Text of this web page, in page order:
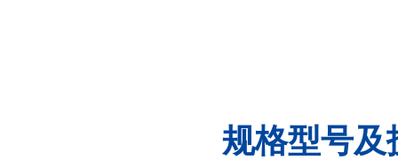
规格型号及